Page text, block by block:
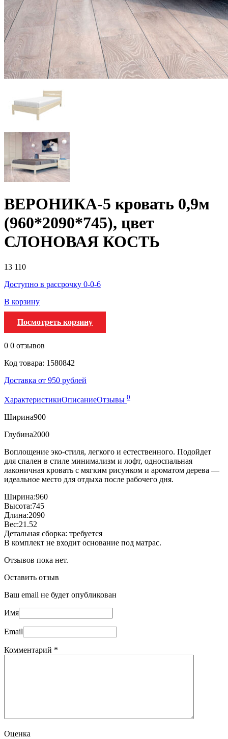
ВЕРОНИКА-5 кровать 0,9м
(960*2090*745), цвет
СЛОНОВАЯ КОСТЬ
13 110
Доступно в рассрочку 0-0-6
В корзину
Посмотреть корзину
0 0 отзывов
Код товара: 1580842
Доставка от 950 рублей
ХарактеристикиОписаниеОтзывы 0
Ширина900
Глубина2000
Воплощение эко-стиля, легкого и естественного. Подойдет
для спален в стиле минимализм и лофт, односпальная
лаконичная кровать с мягким рисунком и ароматом дерева —
идеальное место для отдыха после рабочего дня.
Ширина:960
Высота:745
Длина:2090
Вес:21.52
Детальная сборка: требуется
В комплект не входит основание под матрас.
Отзывов пока нет.
Оставить отзыв
Ваш email не будет опубликован
Имя
Email
Комментарий *
Оценка